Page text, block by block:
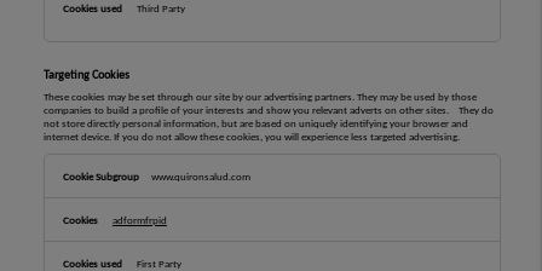
Third Party
Targeting Cookies
These cookies may be set through our site by our advertising partners. They may be used by those
companies to build a profile of your interests and show you relevant adverts on other sites. They do
not store directly personal information, but are based on uniquely identifying your browser and
internet device. If you do not allow these cookies, you will experience less targeted advertising.
Cookies
www.quironsalud.com
adformfrpid
First Party